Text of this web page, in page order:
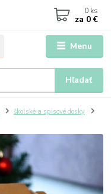
Menu
Hľadať
0 ks
za 0 €
školské a spisové dosky